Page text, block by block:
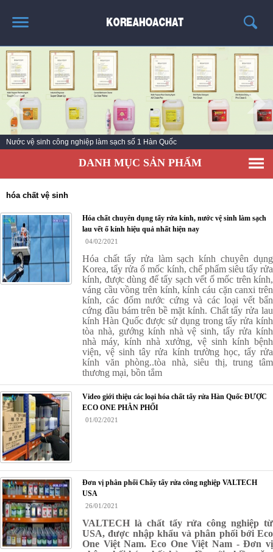
TRANG CHỦ
GIỚI THIỆU
THÔNG TIN SẢN PHẨM
TIN TỨC
LIÊN HỆ
Nước vệ sinh công nghiệp làm sạch số 1 Hàn Quốc
DANH MỤC SẢN PHẨM
hóa chất vệ sinh
Hóa chất chuyên dụng tẩy rửa kính, nước vệ sinh làm sạch
lau vết ố kính hiệu quả nhất hiện nay
04/02/2021
Hóa chất tẩy rửa làm sạch kính chuyên dụng
Korea, tẩy rửa ố mốc kính, chế phẩm siêu tẩy rửa
kính, được dùng để tẩy sạch vết ố mốc trên kính,
váng cầu vồng trên kính, kính cáu cặn canxi trên
kính, các đốm nước cứng và các loại vết bẩn
cứng đầu bám trên bề mặt kính. Chất tẩy rửa lau
kính Hàn Quốc được sử dụng trong tẩy rửa kính
tòa nhà, gướng kính nhà vệ sinh, tẩy rửa kính
nhà máy, kính nhà xưởng, vệ sinh kính bệnh
viện, vệ sinh tây rửa kính trường học, tẩy rửa
kính văn phòng..tòa nhà, siêu thị, trung tâm
thương mại, bồn tắm
Video giới thiệu các loại hóa chất tẩy rửa Hàn Quốc ĐƯỢC
ECO ONE PHÂN PHỐI
01/02/2021
Đơn vị phân phối Chẩy tẩy rửa công nghiệp VALTECH
USA
26/01/2021
VALTECH là chất tẩy rửa công nghiệp từ
USA, được nhập khẩu và phân phối bới Eco
One Việt Nam. Eco One Việt Nam - Đơn vị